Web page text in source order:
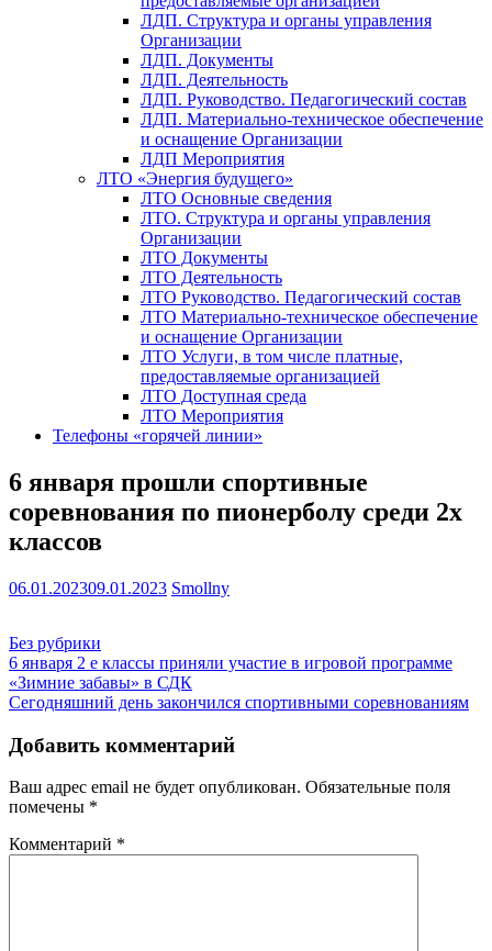
ЛДП. Структура и органы управления
Организации
ЛДП. Документы
ЛДП. Деятельность
ЛДП. Руководство. Педагогический состав
ЛДП. Материально-техническое обеспечение
и оснащение Организации
ЛДП Мероприятия
ЛТО «Энергия будущего»
ЛТО Основные сведения
ЛТО. Структура и органы управления
Организации
ЛТО Документы
ЛТО Деятельность
ЛТО Руководство. Педагогический состав
ЛТО Материально-техническое обеспечение
и оснащение Организации
ЛТО Услуги, в том числе платные,
предоставляемые организацией
ЛТО Доступная среда
ЛТО Мероприятия
Телефоны «горячей линии»
6 января прошли спортивные
соревнования по пионерболу среди 2х
классов
06.01.202309.01.2023 Smollny
Без рубрики
Навигация
по
6 января 2 е классы приняли участие в игровой программе
«Зимние забавы» в СДК
Сегодняшний день закончился спортивными соревнованиям
Добавить комментарий
Ваш адрес email не будет опубликован. Обязательные поля
помечены *
Комментарий *